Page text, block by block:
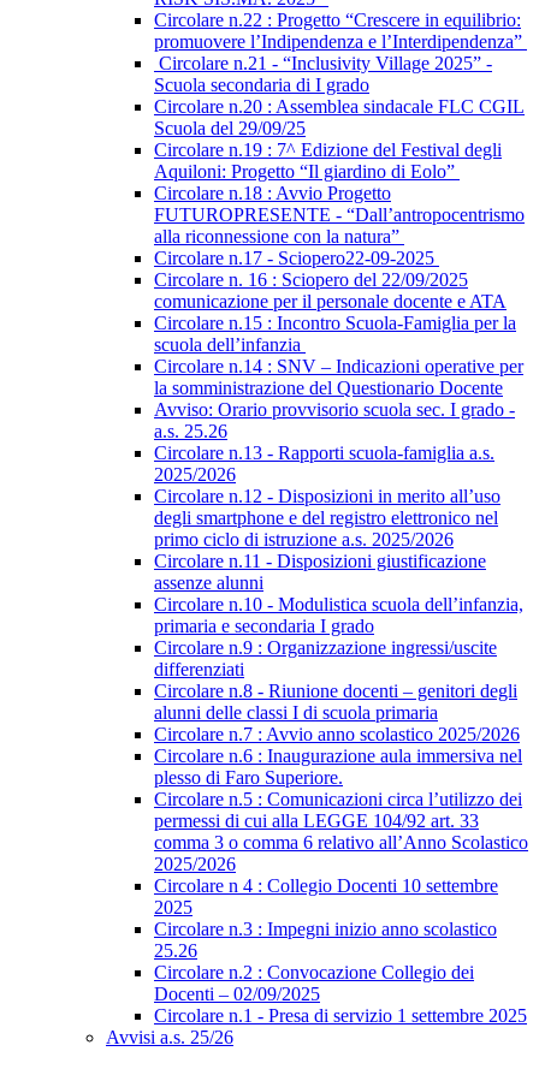
Circolare n.22 : Progetto “Crescere in equilibrio:
promuovere l’Indipendenza e l’Interdipendenza”
Circolare n.21 - “Inclusivity Village 2025” -
Scuola secondaria di I grado
Circolare n.20 : Assemblea sindacale FLC CGIL
Scuola del 29/09/25
Circolare n.19 : 7^ Edizione del Festival degli
Aquiloni: Progetto “Il giardino di Eolo”
Circolare n.18 : Avvio Progetto
FUTUROPRESENTE - “Dall’antropocentrismo
alla riconnessione con la natura”
Circolare n.17 - Sciopero22-09-2025
Circolare n. 16 : Sciopero del 22/09/2025
comunicazione per il personale docente e ATA
Circolare n.15 : Incontro Scuola-Famiglia per la
scuola dell’infanzia
Circolare n.14 : SNV – Indicazioni operative per
la somministrazione del Questionario Docente
Avviso: Orario provvisorio scuola sec. I grado -
a.s. 25.26
Circolare n.13 - Rapporti scuola-famiglia a.s.
2025/2026
Circolare n.12 - Disposizioni in merito all’uso
degli smartphone e del registro elettronico nel
primo ciclo di istruzione a.s. 2025/2026
Circolare n.11 - Disposizioni giustificazione
assenze alunni
Circolare n.10 - Modulistica scuola dell’infanzia,
primaria e secondaria I grado
Circolare n.9 : Organizzazione ingressi/uscite
differenziati
Circolare n.8 - Riunione docenti – genitori degli
alunni delle classi I di scuola primaria
Circolare n.7 : Avvio anno scolastico 2025/2026
Circolare n.6 : Inaugurazione aula immersiva nel
plesso di Faro Superiore.
Circolare n.5 : Comunicazioni circa l’utilizzo dei
permessi di cui alla LEGGE 104/92 art. 33
comma 3 o comma 6 relativo all’Anno Scolastico
2025/2026
Circolare n 4 : Collegio Docenti 10 settembre
2025
Circolare n.3 : Impegni inizio anno scolastico
25.26
Circolare n.2 : Convocazione Collegio dei
Docenti – 02/09/2025
Circolare n.1 - Presa di servizio 1 settembre 2025
Avvisi a.s. 25/26